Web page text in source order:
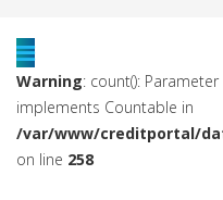
Warning: count():
implements Countable in
/var/www/creditportal/
on line 258